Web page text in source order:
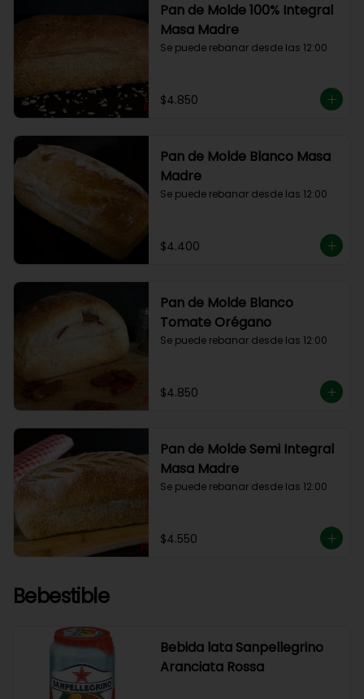
Pan de Molde 100% Integral
Masa Madre
Se puede rebanar desde las 12:00
$4.850
Pan de Molde Blanco Masa
Madre
Se puede rebanar desde las 12:00
$4.400
Pan de Molde Blanco
Tomate Orégano
Se puede rebanar desde las 12:00
$4.850
Pan de Molde Semi Integral
Masa Madre
Se puede rebanar desde las 12:00
$4.550
Bebestible
Bebida lata Sanpellegrino
Aranciata Rossa